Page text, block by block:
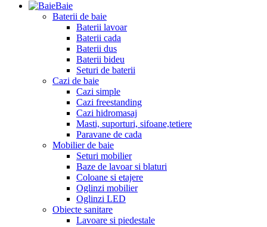
Baie
Baterii de baie
Baterii lavoar
Baterii cada
Baterii dus
Baterii bideu
Seturi de baterii
Cazi de baie
Cazi simple
Cazi freestanding
Cazi hidromasaj
Masti, suporturi, sifoane,tetiere
Paravane de cada
Mobilier de baie
Seturi mobilier
Baze de lavoar si blaturi
Coloane si etajere
Oglinzi mobilier
Oglinzi LED
Obiecte sanitare
Lavoare si piedestale